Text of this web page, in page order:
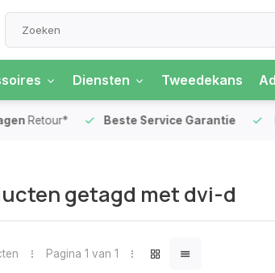
Diensten Tweedekans
Retour* Beste Service Garantie
getagd met dvi-d
Pagina 1 van 1